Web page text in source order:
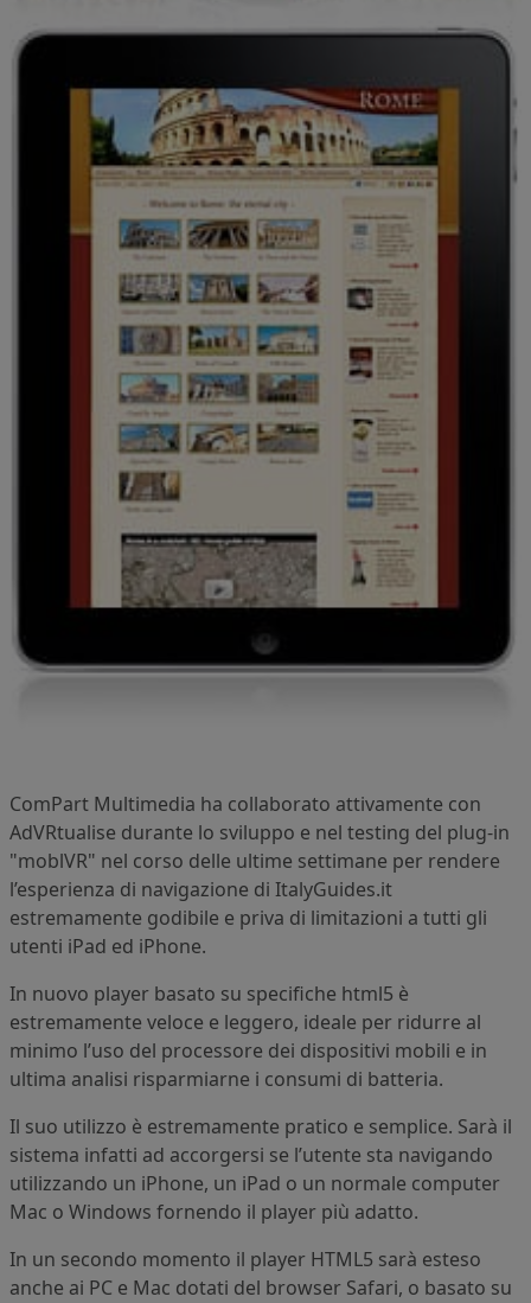
ComPart Multimedia ha collaborato attivamente con
AdVRtualise durante lo sviluppo e nel testing del plug-in
"moblVR" nel corso delle ultime settimane per rendere
l’esperienza di navigazione di ItalyGuides.it
estremamente godibile e priva di limitazioni a tutti gli
utenti iPad ed iPhone.
In nuovo player basato su specifiche html5 è
estremamente veloce e leggero, ideale per ridurre al
minimo l’uso del processore dei dispositivi mobili e in
ultima analisi risparmiarne i consumi di batteria.
Il suo utilizzo è estremamente pratico e semplice. Sarà il
sistema infatti ad accorgersi se l’utente sta navigando
utilizzando un iPhone, un iPad o un normale computer
Mac o Windows fornendo il player più adatto.
In un secondo momento il player HTML5 sarà esteso
anche ai PC e Mac dotati del browser Safari, o basato su